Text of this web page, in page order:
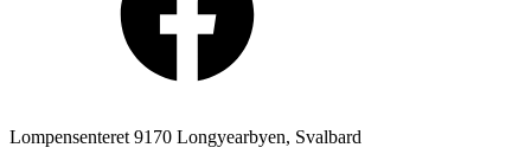
Lompensenteret 9170 Longyearbyen, Svalbard